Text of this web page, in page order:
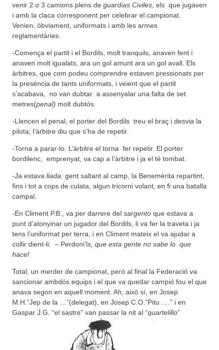
venir 2 o 3 camions plens de guardias Civiles, els que jugaven
i amb la claca corresponent per celebrar el campionat.
Venien, òbviament, uniformats i amb les armes
reglamentàries.
-Comença el partit i el Bordils, molt tranquils, anaven fent i
anaven molt igualats, ara un gol amunt ara un gol avall. Els
àrbitres, que com podeu comprendre estaven pressionats per
la presència de tants uniformats, i veient que el partit
s’acabava, no van dubtar a assenyalar una falta de set
metres(penal) molt dubtós.
-Llencen el penal, el porter del Bordils treu el braç i desvia la
pilota; l’àrbitre diu que s’ha de repetir.
-Torna a parar-lo. L’àrbitre el torna fer repetir. El porter
bordilenc, emprenyat, va cap a l’àrbitre i ja el té tombat.
-Ja estava liada: gent saltant al camp, la Benemèrita repartint,
fins i tot a cops de culata, algun tricorni volant, en fi una batalla
campal.
-En Climent P.B., va per darrere del sargento que estava a
punt d’atonyinar un jugador del Bordils, li va fer la traveta i ja
tens l’uniformat per terra, i en Climent mateix el va ajudar a
collir dient-li: – Perdoni’ls, que esta gente no sabe lo que
hace!
Total, un merder de campionat, però al final la Federació va
sancionar ambdós equips i el que va quedar campió fou el que
anava segon en aquell moment. Ah, això sí, en Josep
M.H.”Jep de la …”(delegat), en Josep C.O.”Pitu ….” i en
Gaspar J.G. “el sastre” van passar la nit al “quartelillo”